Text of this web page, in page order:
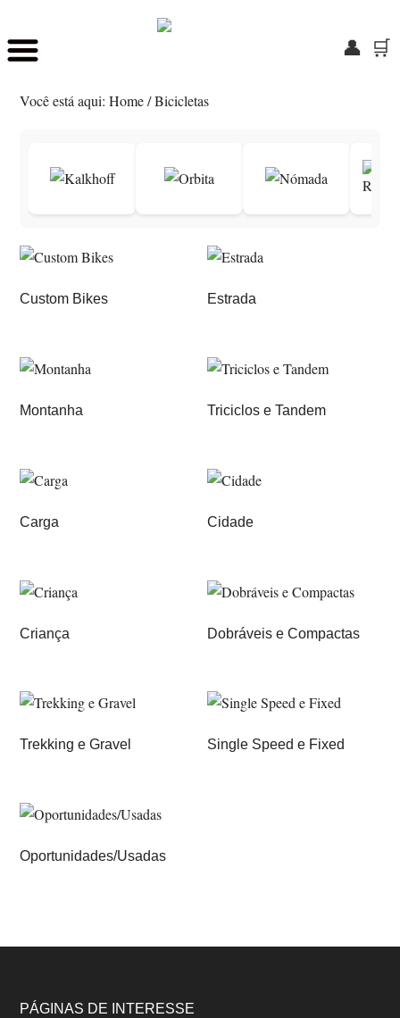
Skip
main
Saltar
Você está aqui:Home /Bicicletas
Custom Bikes Estrada
Montanha Triciclos e Tandem
Carga Cidade
Criança Dobráveis e Compactas
Trekking e Gravel Single Speed e Fixed
Oportunidades/Usadas
PÁGINAS DE INTERESSE
👤 🛒